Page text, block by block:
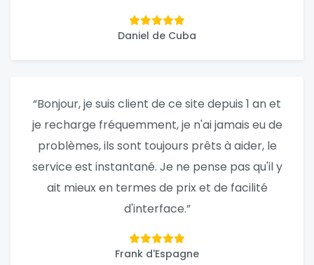
Daniel de Cuba
“Bonjour, je suis client de ce site depuis 1 an et
je recharge fréquemment, je n'ai jamais eu de
problèmes, ils sont toujours prêts à aider, le
service est instantané. Je ne pense pas qu'il y
ait mieux en termes de prix et de facilité
d'interface.”
Frank d'Espagne